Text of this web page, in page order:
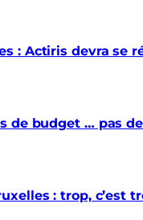
: Actiris devra se
de budget … pas
: trop, c’est